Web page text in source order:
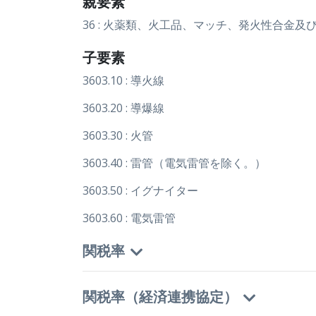
36 : 火薬類、火工品、マッチ、発火性合金及
子要素
3603.10 : 導火線
3603.20 : 導爆線
3603.30 : 火管
3603.40 : 雷管（電気雷管を除く。）
3603.50 : イグナイター
3603.60 : 電気雷管
関税率
関税率（経済連携協定）